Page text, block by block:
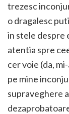
trezesc
o dragalesc
in stele despre
atentia spre
cer voie (da,
pe mine
supraveghere